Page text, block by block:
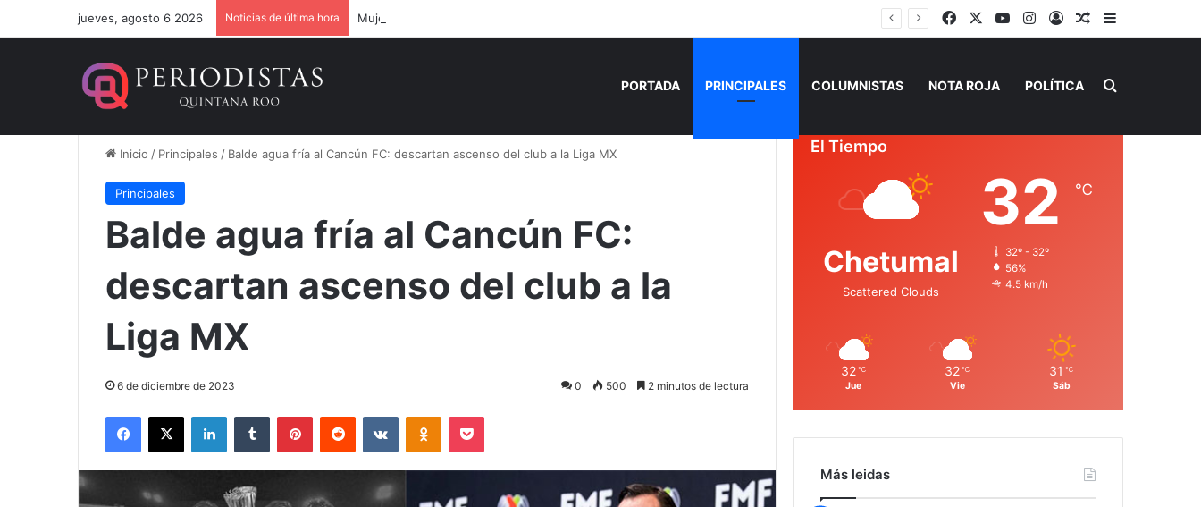
jueves, agosto 6 2026 Noticias de última hora Mujeres bloquean la avenida Insurgentes en Chetumal, exigen ser atendidas en la Fiscalía FacebookYouTubeInstagram
AccesoPublicación al
Barra lateral
PORTADA PRINCIPALES COLUMNISTAS NOTA ROJA POLÍTICA Buscar por
Inicio / Principales / Balde agua fría al Cancún FC: descartan ascenso del club a la Liga MX
Principales
Balde agua fría al Cancún FC:
descartan ascenso del club a la
Liga MX
6 de diciembre de 2023 0 500 2 minutos de lectura
Facebook
X LinkedInTumblr PinterestReddit VKontakteOdnoklassniki
Pocket
El Tiempo
Chetumal
Scattered Clouds
32 ℃
32º - 32º
56%
4.5 km/h
32 ℃
Jue
32 ℃
Vie
31 ℃
Sáb
Más leidas